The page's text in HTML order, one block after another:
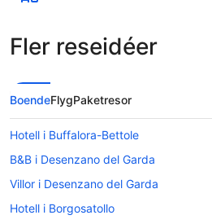
Fler reseidéer
BoendeFlygPaketresor
Hotell i Buffalora-Bettole
B&B i Desenzano del Garda
Villor i Desenzano del Garda
Hotell i Borgosatollo